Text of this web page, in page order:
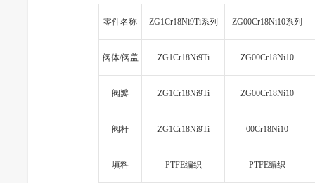
零件名称 ZG1Cr18Ni9Ti系列 ZG00Cr18Ni10系列
阀体/阀盖 ZG1Cr18Ni9Ti ZG00Cr18Ni10
阀瓣 ZG1Cr18Ni9Ti ZG00Cr18Ni10
阀杆 ZG1Cr18Ni9Ti 00Cr18Ni10
填料 PTFE编织 PTFE编织